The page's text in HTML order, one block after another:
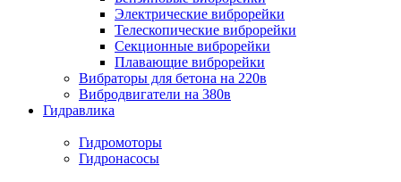
Электрические виброрейки
Телескопические виброрейки
Секционные виброрейки
Плавающие виброрейки
Вибраторы для бетона на 220в
Вибродвигатели на 380в
Гидравлика
Гидромоторы
Гидронасосы